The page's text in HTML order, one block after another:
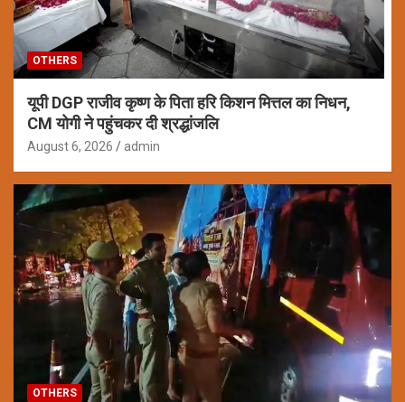
OTHERS
यूपी DGP राजीव कृष्ण के पिता हरि किशन मित्तल का निधन,
CM योगी ने पहुंचकर दी श्रद्धांजलि
August 6, 2026 admin
OTHERS